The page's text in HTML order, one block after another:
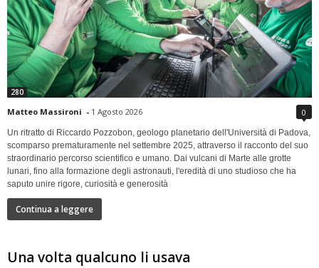
280
Matteo Massironi - 1 Agosto 2026 0
Un ritratto di Riccardo Pozzobon, geologo planetario dell'Università di Padova,
scomparso prematuramente nel settembre 2025, attraverso il racconto del suo
straordinario percorso scientifico e umano. Dai vulcani di Marte alle grotte
lunari, fino alla formazione degli astronauti, l'eredità di uno studioso che ha
saputo unire rigore, curiosità e generosità
Continua a leggere
Una volta qualcuno li usava